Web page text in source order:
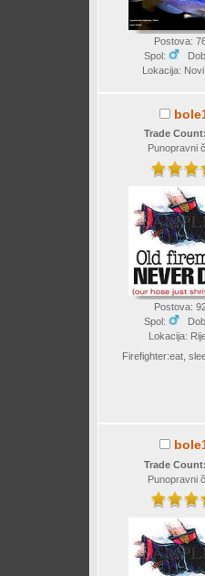
Postova:
Spol:
Lokacija:
Trade Count:
Punopravni
Postova:
Spol:
Lokacija:
Firefighter:eat,
Trade Count:
Punopravni